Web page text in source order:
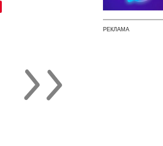
РЕКЛАМА